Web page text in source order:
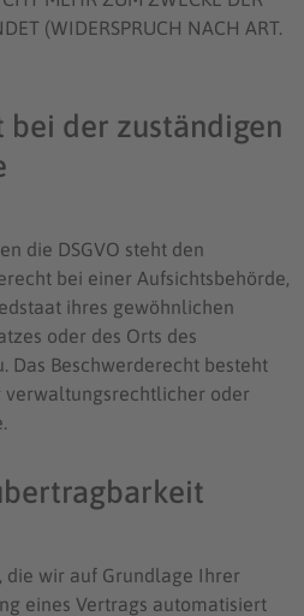
(WIDERSPRUCH NACH ART.
bei der zuständigen
die DSGVO steht den
bei einer Aufsichtsbehörde,
ihres gewöhnlichen
oder des Orts des
Das Beschwerderecht besteht
oder
die wir auf Grundlage Ihrer
eines Vertrags automatisiert